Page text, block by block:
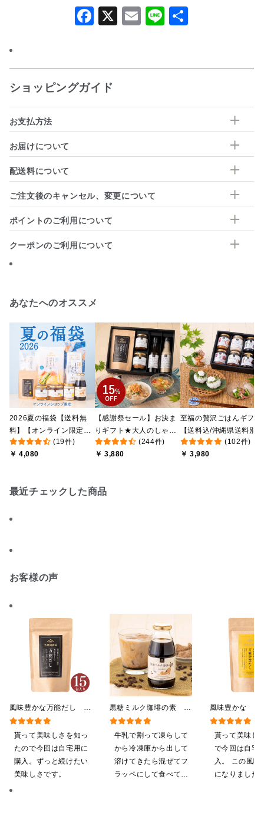
Facebook
X Email
Line
ショッピングガイド
お支払方法
お届けについて
配送料について
ご注文後のキャンセル、変更について
ポイントのご利用について
クーポンのご利用について
あなたへのオススメ
2026夏の福袋【送料無
料】【オンライン限定】
【ポイントキャンペーン
実施中】【のし・ラッピ
(19件)
￥ 4,080
【感謝祭セール】お決ま
りギフト★大人のしゃけ
しゃけめんたい入り【送
料込/沖縄県送料別途】
(244件)
￥ 3,880
至福の贅沢ごはんギフト
【送料込/沖縄県送料別
途】【化粧箱包装付/オン
ライン限定】
(102件)
￥ 3,980
最近チェックした商品
お客様の声
黒糖ミルク珈琲の素
275ml （ドリンクベース／
希釈タイプ）
牛乳で割って凍らして
から冷凍庫から出して
溶けてきたら混ぜてフ
ラッペにして食べてい
風味豊かな 万
し 120g（
【だしパック】
貰って美味し
で今回は自宅
入。 この風味
になりました
風味豊かな万能だし
120g（8g×15包）【だし
パック】
貰って美味しさを知っ
たので今回は自宅用に
購入。ずっと続けたい
美味しさです。